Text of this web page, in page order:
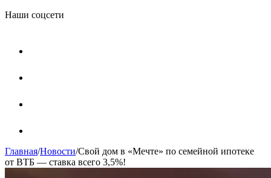
Наши соцсети
Главная/Новости/Свой дом в «Мечте» по семейной ипотеке
от ВТБ — ставка всего 3,5%!